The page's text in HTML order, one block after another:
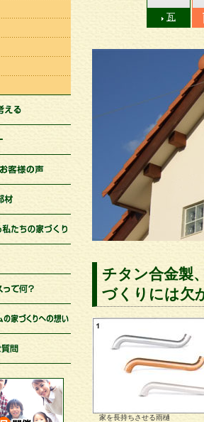
瓦
チタン合金製
づくりには欠
家を長持ちさせる雨樋